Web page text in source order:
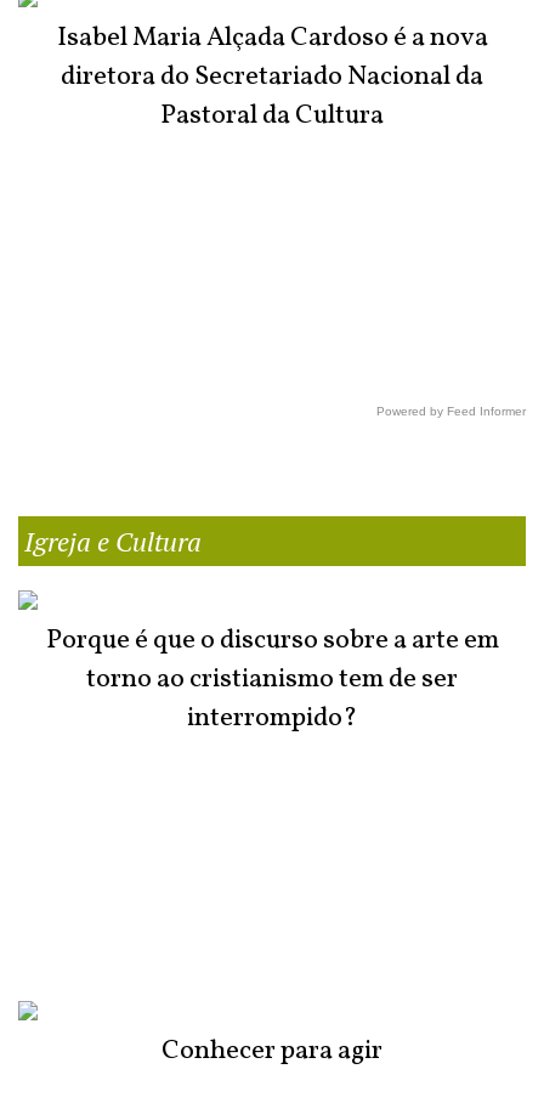
Isabel Maria Alçada Cardoso é a nova
diretora do Secretariado Nacional da
Pastoral da Cultura
Powered by Feed Informer
Igreja e Cultura
Porque é que o discurso sobre a arte em
torno ao cristianismo tem de ser
interrompido?
Conhecer para agir